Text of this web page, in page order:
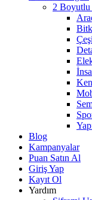
2 Boyutlu
Blog
Kampanyalar
Puan Satın Al
Giriş Yap
Kayıt Ol
Yardım